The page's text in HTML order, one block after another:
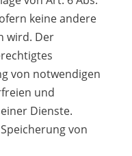
keine andere
wird. Der
von notwendigen
und
Dienste.
von